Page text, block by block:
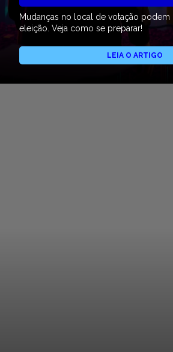
Mudanças no local de votação podem
eleição. Veja como se preparar!
LEIA O ARTIGO